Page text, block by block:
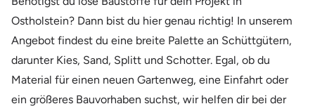
Ostholstein? Dann bist du hier genau richtig! In unserem
Angebot findest du eine breite Palette an Schüttgütern,
darunter Kies, Sand, Splitt und Schotter. Egal, ob du
Material für einen neuen Gartenweg, eine Einfahrt oder
ein größeres Bauvorhaben suchst, wir helfen dir bei der